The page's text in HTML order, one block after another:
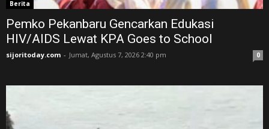
Berita
Pemko Pekanbaru Gencarkan Edukasi
HIV/AIDS Lewat KPA Goes to School
sijoritoday.com - Jumat, Agustus 7, 2026 2:40 pm 0